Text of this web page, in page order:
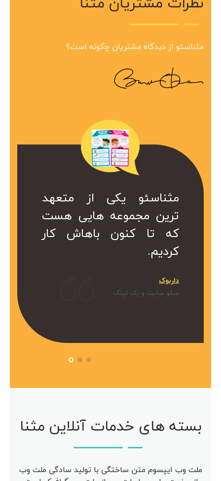
مثناسئو از دیدگاه مشتریان چگونه است؟
مثناسئو یک
برای ما
هست که
مثناسئو یکی از متعهد
ترین مجموعه هایی هست
که تا کنون باهاش کار
کردیم.
داربوک
سئو سایت و بک لینک
مجموعه در
هست.
کمتر از یک
ارزشمند
کا سال ها
از خدمات
استفاده
از متعهد
هایی هست
باهاش کار
بسته های خدمات آنلاین مثنا
ملت وب ایپسوم متن ساختگی با تولید سادگی ملت وب